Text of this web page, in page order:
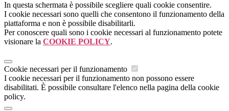
In questa schermata è possibile scegliere quali cookie consentire.
I cookie necessari sono quelli che consentono il funzionamento della
piattaforma e non è possibile disabilitarli.
Per conoscere quali sono i cookie necessari al funzionamento potete
visionare la COOKIE POLICY.
Cookie necessari per il funzionamento
I cookie necessari per il funzionamento non possono essere
disabilitati. È possibile consultare l'elenco nella pagina della cookie
policy.